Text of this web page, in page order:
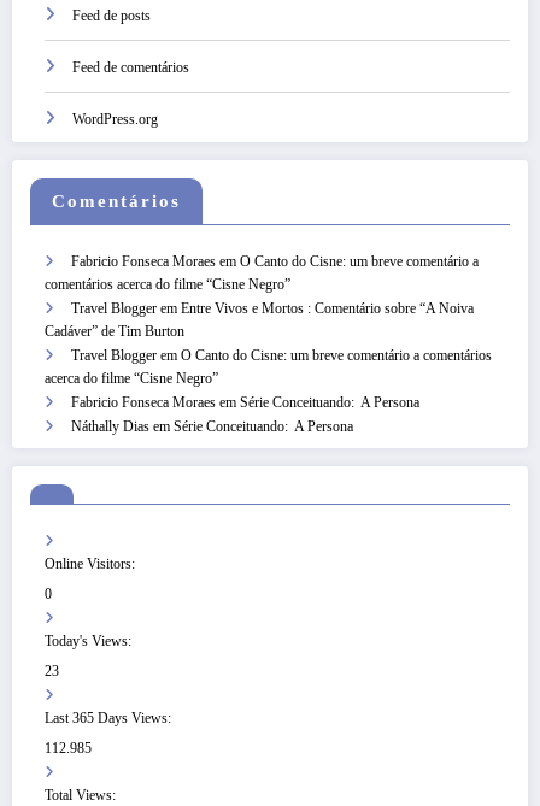
Feed de posts
Feed de comentários
WordPress.org
Comentários
Fabricio Fonseca Moraes em O Canto do Cisne: um breve comentário a
comentários acerca do filme “Cisne Negro”
Travel Blogger em Entre Vivos e Mortos : Comentário sobre “A Noiva
Cadáver” de Tim Burton
Travel Blogger em O Canto do Cisne: um breve comentário a comentários
acerca do filme “Cisne Negro”
Fabricio Fonseca Moraes em Série Conceituando: A Persona
Náthally Dias em Série Conceituando: A Persona
Online Visitors:
0
Today's Views:
23
Last 365 Days Views:
112.985
Total Views: